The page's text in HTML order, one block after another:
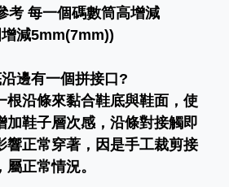
考 每一個碼數筒高增減
減5mm(7mm))
邊有一個拼接口?
根沿條來黏合鞋底與鞋面，使
加鞋子層次感，沿條對接觸即
響正常穿著，因是手工裁剪接
正常情況。